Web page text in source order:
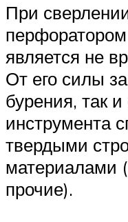
При
является не
От его силы
бурения, так
инструмента
твердыми
материалами
прочие).